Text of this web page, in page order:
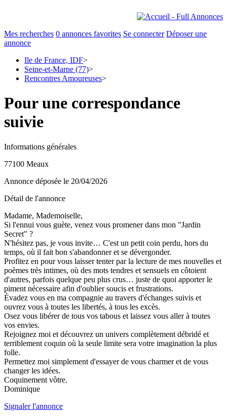
Mes recherches 0 annonces favorites Se connecter Déposer une
annonce
Ile de France, IDF>
Seine-et-Marne (77)>
Rencontres Amoureuses>
Pour une correspondance
suivie
Informations générales
77100 Meaux
Annonce déposée le 20/04/2026
Détail de l'annonce
Madame, Mademoiselle,
Si l'ennui vous guète, venez vous promener dans mon "Jardin
Secret" ?
N'hésitez pas, je vous invite… C'est un petit coin perdu, hors du
temps, où il fait bon s'abandonner et se dévergonder.
Profitez en pour vous laisser tenter par la lecture de mes nouvelles et
poèmes très intimes, où des mots tendres et sensuels en côtoient
d'autres, parfois quelque peu plus crus… juste de quoi apporter le
piment nécessaire afin d'oublier soucis et frustrations.
Évadez vous en ma compagnie au travers d'échanges suivis et
ouvrez vous à toutes les libertés, à tous les excès.
Osez vous libérer de tous vos tabous et laissez vous aller à toutes
vos envies.
Rejoignez moi et découvrez un univers complètement débridé et
terriblement coquin où la seule limite sera votre imagination la plus
folle.
Permettez moi simplement d'essayer de vous charmer et de vous
changer les idées.
Coquinement vôtre.
Dominique
Signaler l'annonce